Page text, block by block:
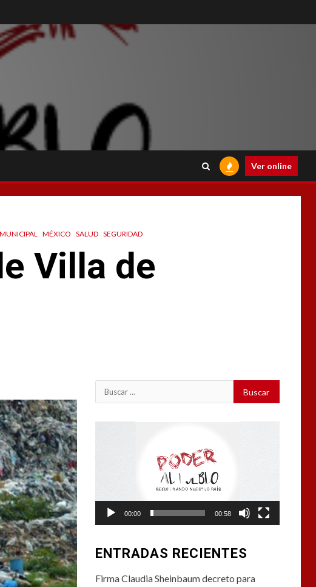
Ver online
MÉXICO SALUD SEGURIDAD
Villa de
Buscar:
00:00 00:58
ENTRADAS RECIENTES
Firma Claudia Sheinbaum decreto para